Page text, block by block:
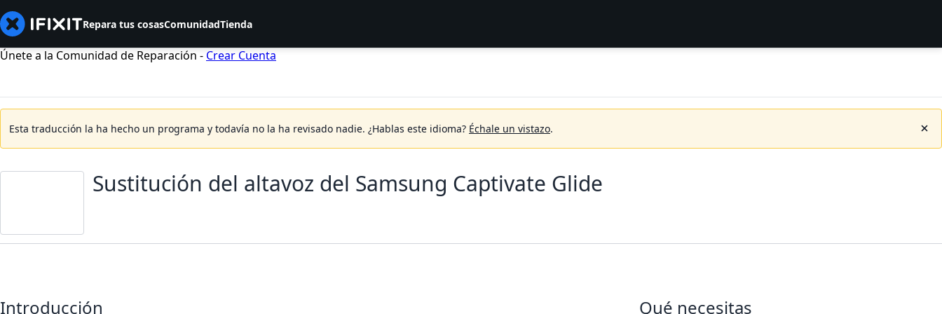
Repara tus cosasComunidadTienda
Únete a la Comunidad de Reparación - Crear Cuenta
Esta traducción la ha hecho un programa y todavía no la ha revisado nadie. ¿Hablas este idioma? Échale un vistazo.
Sustitución del altavoz del Samsung Captivate Glide
Introducción Qué necesitas